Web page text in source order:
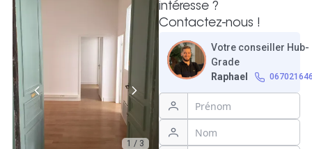
1 / 3
intéresse ?
Contactez-nous !
Votre conseiller Hub-
Grade
Raphael